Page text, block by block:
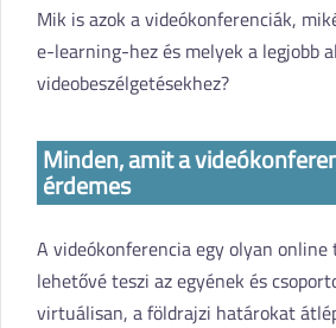
Mik is azok a videókonferenciák,
e-learning-hez és melyek a legjobb
videobeszélgetésekhez?
Minden, amit a
érdemes
A videókonferencia egy olyan online
lehetővé teszi az egyének és
virtuálisan, a földrajzi határokat